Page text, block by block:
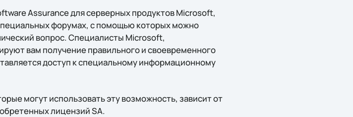
Assurance для серверных продуктов Microsoft,
форумах, с помощью которых можно
вопрос. Специалисты Microsoft,
вам получение правильного и своевременного
доступ к специальному информационному
могут использовать эту возможность, зависит от
лицензий SA.